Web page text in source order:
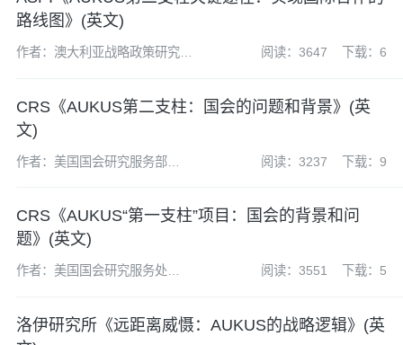
路线图》(英文)
作者：澳大利亚战略政策研究所
阅读：3647 下载：6
CRS《AUKUS第二支柱：国会的问题和背景》(英
文)
作者：美国国会研究服务部
阅读：3237 下载：9
CRS《AUKUS“第一支柱”项目：国会的背景和问
题》(英文)
作者：美国国会研究服务处
阅读：3551 下载：5
洛伊研究所《远距离威慑：AUKUS的战略逻辑》(英